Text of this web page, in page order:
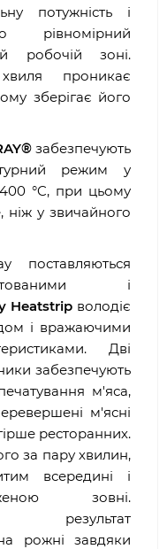
потужність і
рівномірний
робочій зоні.
проникає
зберігає його
забезпечують
режим у
400 °C, при цьому
ніж у звичайного
поставляються
і
Heatstrip володіє
і вражаючими
Дві
забезпечують
м'яса,
м'ясні
ресторанних.
за пару хвилин,
всередині і
зовні.
рожні завдяки